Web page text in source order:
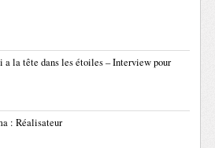
a la tête dans les étoiles – Interview pour
: Réalisateur